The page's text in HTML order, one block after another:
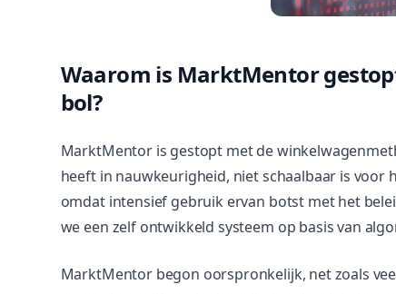
Waarom is MarktMentor
bol?
MarktMentor is gestopt met de
heeft in nauwkeurigheid, niet schaalbaar is voor
omdat intensief gebruik ervan botst met het
we een zelf ontwikkeld systeem op basis van
MarktMentor begon oorspronkelijk, net zoals